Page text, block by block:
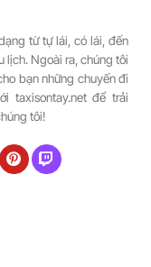
từ tự lái, có lái, đến
lịch. Ngoài ra, chúng tôi
bạn những chuyến đi
taxisontay.net để trải
tôi!